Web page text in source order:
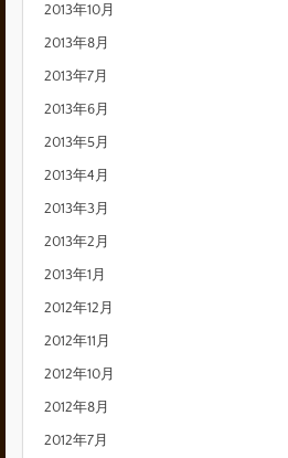
2013年10月
2013年8月
2013年7月
2013年6月
2013年5月
2013年4月
2013年3月
2013年2月
2013年1月
2012年12月
2012年11月
2012年10月
2012年8月
2012年7月